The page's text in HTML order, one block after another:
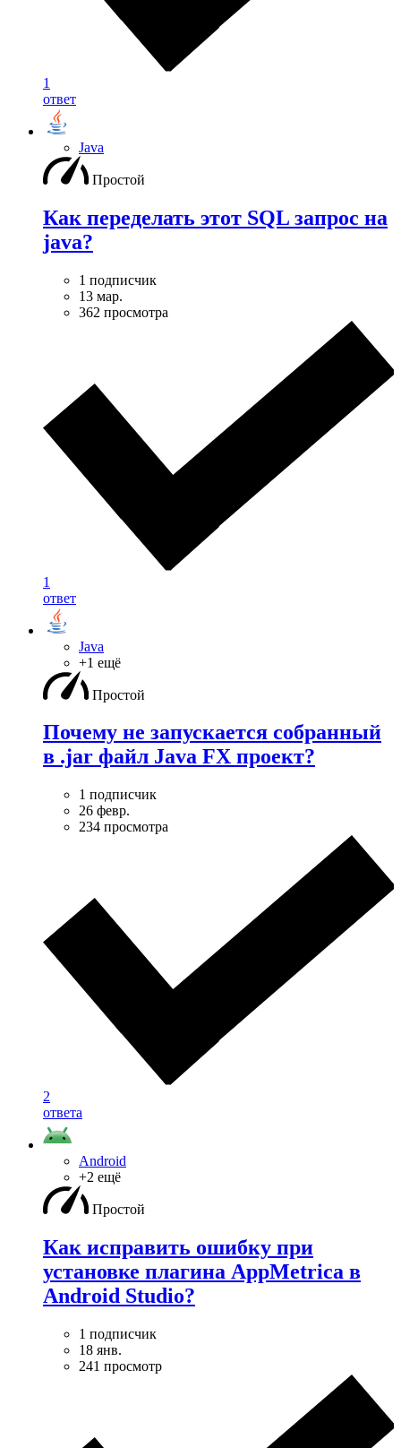
1
ответ
Java
Простой
Как переделать этот SQL запрос на
java?
1 подписчик
13 мар.
362 просмотра
1
ответ
Java
+1 ещё
Простой
Почему не запускается собранный
в .jar файл Java FX проект?
1 подписчик
26 февр.
234 просмотра
2
ответа
Android
+2 ещё
Простой
Как исправить ошибку при
установке плагина AppMetrica в
Android Studio?
1 подписчик
18 янв.
241 просмотр